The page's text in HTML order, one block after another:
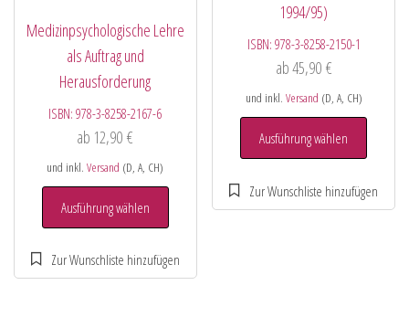
Medizinpsychologische Lehre
als Auftrag und
Herausforderung
ISBN:978-3-8258-2167-6
ab 12,90€
und inkl.Versand (D, A, CH)
Ausführung wählen
1994/95)
ISBN: 978-3-8258-2150-1
ab45,90 €
und inkl. Versand (D, A, CH)
Ausführung wählen